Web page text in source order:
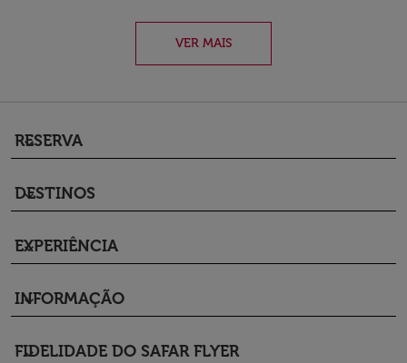
VER MAIS
RESERVA
keyboard_arrow_down
DESTINOS
keyboard_arrow_down
EXPERIÊNCIA
keyboard_arrow_down
INFORMAÇÃO
keyboard_arrow_down
FIDELIDADE DO SAFAR FLYER
keyboard_arrow_down